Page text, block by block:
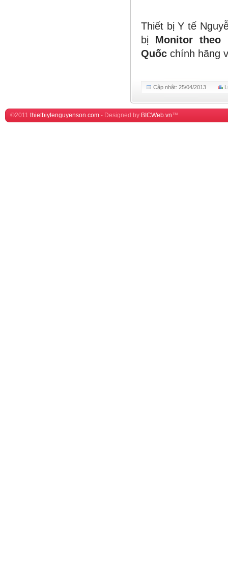
Thiết bị Y tế
bị Monitor
Quốc chính hãng
Cập nhật: 25/04/2013
©2011 thietbiytenguyenson.com - Designed by BICWeb.vn™